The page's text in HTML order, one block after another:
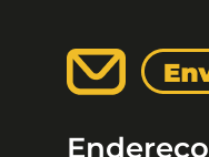
Endereço